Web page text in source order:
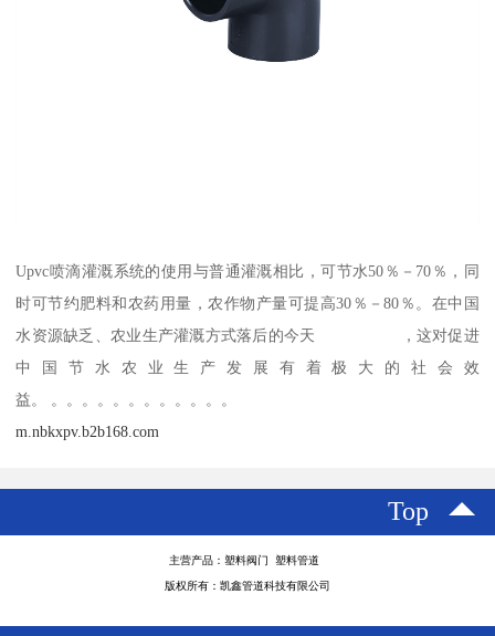
Upvc喷滴灌溉系统的使用与普通灌溉相比，可节水50％－70％，同
时可节约肥料和农药用量，农作物产量可提高30％－80％。在中国
水资源缺乏、农业生产灌溉方式落后的今天 ，这对促进
中国节水农业生产发展有着极大的社会效
益。 。。。。。。。。。。。。
m.nbkxpv.b2b168.com
Top
主营产品：塑料阀门 塑料管道
版权所有：凯鑫管道科技有限公司